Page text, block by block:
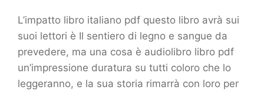
L’impatto libro italiano pdf questo libro avrà sui
suoi lettori è Il sentiero di legno e sangue da
prevedere, ma una cosa è audiolibro libro pdf
un’impressione duratura su tutti coloro che lo
leggeranno, e la sua storia rimarrà con loro per